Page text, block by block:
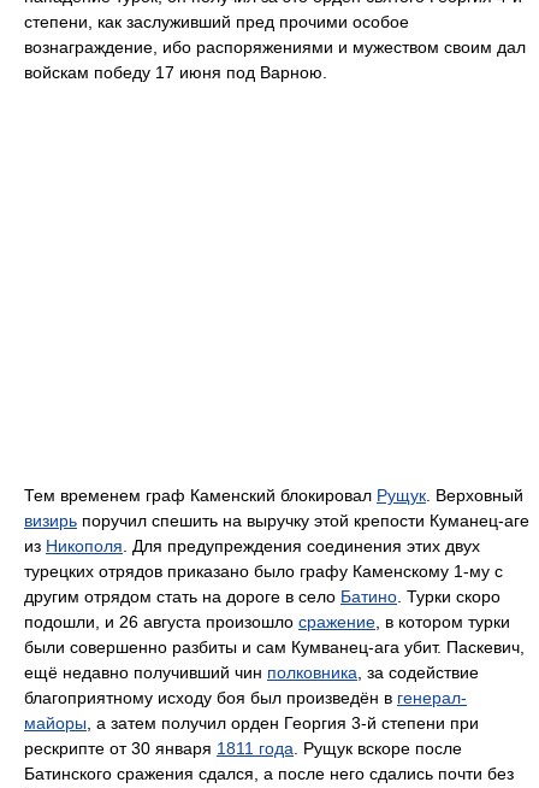
степени, как заслуживший пред прочими особое
вознаграждение, ибо распоряжениями и мужеством своим дал
войскам победу 17 июня под Варною.
Тем временем граф Каменский блокировал Рущук . Верховный
визирь поручил спешить на выручку этой крепости Куманец-аге
из Никополя . Для предупреждения соединения этих двух
турецких отрядов приказано было графу Каменскому 1-му с
другим отрядом стать на дороге в село Батино . Турки скоро
подошли, и 26 августа произошло сражение , в котором турки
были совершенно разбиты и сам Кумванец-ага убит. Паскевич,
ещё недавно получивший чин полковника , за содействие
благоприятному исходу боя был произведён в генерал-
майоры , а затем получил орден Георгия 3-й степени при
рескрипте от 30 января 1811 года . Рущук вскоре после
Батинского сражения сдался, а после него сдались почти без